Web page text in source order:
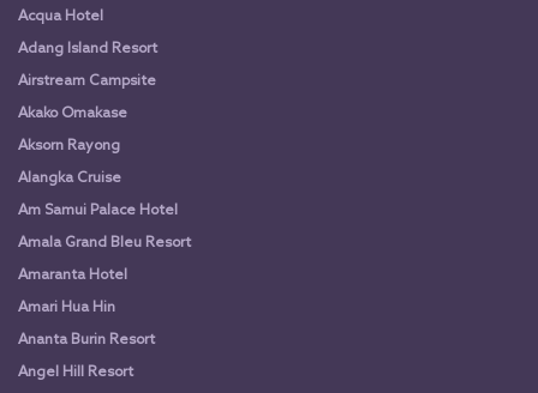
Acqua Hotel
Adang Island Resort
Airstream Campsite
Akako Omakase
Aksorn Rayong
Alangka Cruise
Am Samui Palace Hotel
Amala Grand Bleu Resort
Amaranta Hotel
Amari Hua Hin
Ananta Burin Resort
Angel Hill Resort